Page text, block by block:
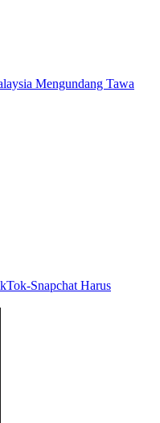
Mengundang Tawa
Snapchat Harus